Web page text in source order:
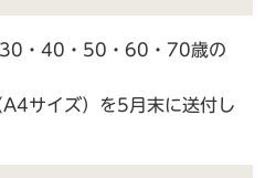
・40・50・60・70歳の
サイズ）を5月末に送付し